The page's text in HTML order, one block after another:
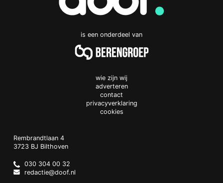
is een onderdeel van
wie zijn wij
adverteren
contact
privacyverklaring
cookies
Doof.nl
work
Rembrandtlaan 4
3723 BJ Bilthoven
Netherlands
030 304 00 32
redactie@doof.nl